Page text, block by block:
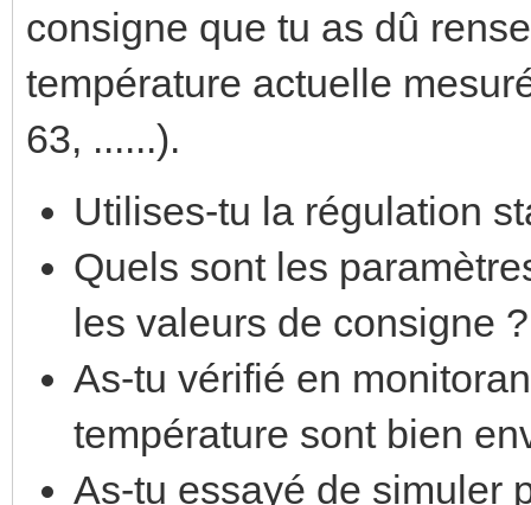
consigne que tu as dû
température actuelle
63, ......).
Utilises-tu la régulation
Quels sont les
les valeurs de consigne ?
As-tu vérifié en
température sont bien
As-tu essayé de simuler